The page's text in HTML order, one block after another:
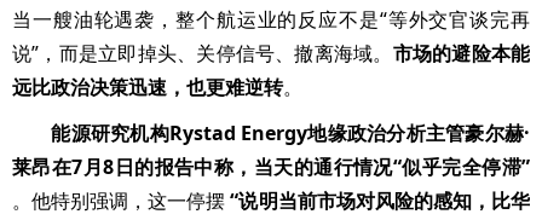
当一艘油轮遇袭，整个航运业的反应不是“等外交官谈完再
说”，而是立即掉头、关停信号、撤离海域。 市场的避险本能
远比政治决策迅速，也更难逆转。
能源研究机构Rystad Energy地缘政治分析主管豪尔赫·
莱昂在7月8日的报告中称，当天的通行情况“似乎完全停滞”
。他特别强调，这一停摆“说明当前市场对风险的感知，比华